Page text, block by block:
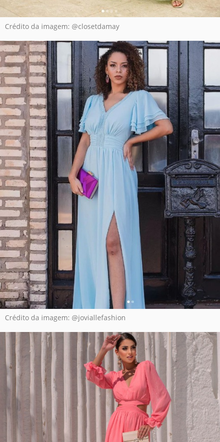
Crédito da imagem: @closetdamay
Crédito da imagem: @joviallefashion